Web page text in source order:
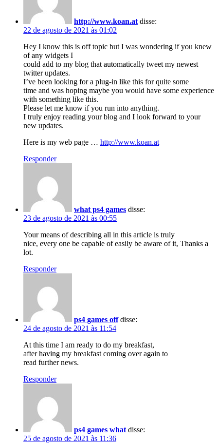
http://www.koan.at disse:
22 de agosto de 2021 às 01:02
Hey I know this is off topic but I was wondering if you knew
of any widgets I
could add to my blog that automatically tweet my newest
twitter updates.
I’ve been looking for a plug-in like this for quite some
time and was hoping maybe you would have some experience
with something like this.
Please let me know if you run into anything.
I truly enjoy reading your blog and I look forward to your
new updates.
Here is my web page … http://www.koan.at
Responder
what ps4 games disse:
23 de agosto de 2021 às 00:55
Your means of describing all in this article is truly
nice, every one be capable of easily be aware of it, Thanks a
lot.
Responder
ps4 games off disse:
24 de agosto de 2021 às 11:54
At this time I am ready to do my breakfast,
after having my breakfast coming over again to
read further news.
Responder
ps4 games what disse:
25 de agosto de 2021 às 11:36